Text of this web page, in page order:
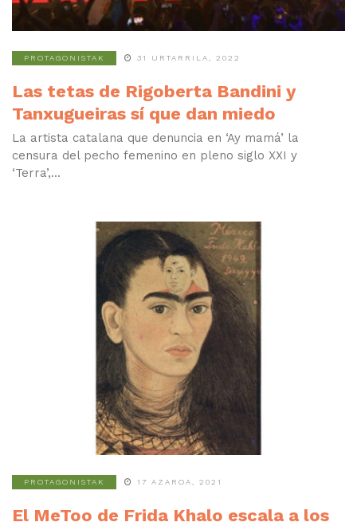
PROTAGONISTAK 31 URTARRILA, 2022
Las tetas de Rigoberta Bandini y
Tanxugueiras sí que dan miedo
La artista catalana que denuncia en ‘Ay mamá’ la
censura del pecho femenino en pleno siglo XXI y
‘Terra’,...
PROTAGONISTAK 17 AZAROA, 2021
El MeToo de Frida Khalo escala a los